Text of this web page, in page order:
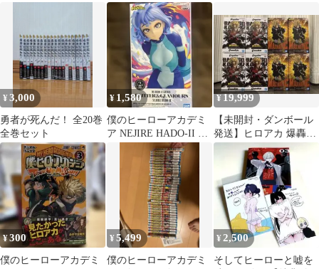
フィギュア
種セット
¥3,000
勇者が死んだ！ 全20巻
全巻セット
¥ 1,580
僕のヒーローアカデミ
ア NEJIRE HADO-II フ
¥19,999
【未開封・ダンボール
発送】ヒロアカ 爆轟勝
己 フィギュア2種8個セ
¥300
僕のヒーローアカデミ
¥5,499
僕のヒーローアカデミ
¥2,500
そしてヒーローと嘘を